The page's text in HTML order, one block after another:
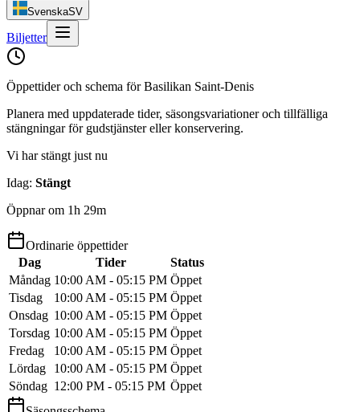
SvenskaSV
Biljetter
Öppettider och schema för Basilikan Saint‑Denis
Planera med uppdaterade tider, säsongsvariationer och tillfälliga
stängningar för gudstjänster eller konservering.
Vi har stängt just nu
Idag: Stängt
Öppnar om 1h 29m
Ordinarie öppettider
Dag
Tider
Status
Måndag 10:00 AM - 05:15 PM Öppet
Tisdag
10:00 AM - 05:15 PM Öppet
Onsdag 10:00 AM - 05:15 PM Öppet
Torsdag 10:00 AM - 05:15 PM Öppet
Fredag
10:00 AM - 05:15 PM Öppet
Lördag
10:00 AM - 05:15 PM Öppet
Söndag 12:00 PM - 05:15 PM Öppet